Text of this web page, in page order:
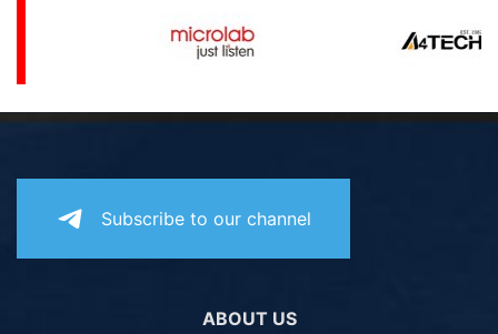
Subscribe to our channel
ABOUT US